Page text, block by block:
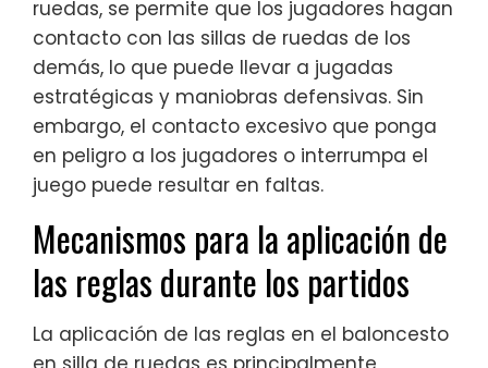
ruedas, se permite que los jugadores hagan
contacto con las sillas de ruedas de los
demás, lo que puede llevar a jugadas
estratégicas y maniobras defensivas. Sin
embargo, el contacto excesivo que ponga
en peligro a los jugadores o interrumpa el
juego puede resultar en faltas.
Mecanismos para la aplicación de
las reglas durante los partidos
La aplicación de las reglas en el baloncesto